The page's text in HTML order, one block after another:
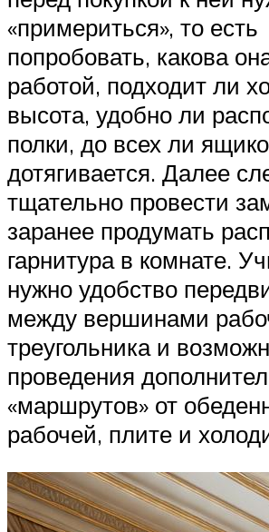
«примериться», то есть
попробовать, какова
работой, подходит ли
высота, удобно ли
полки, до всех ли
дотягивается. Далее
тщательно провести
заранее продумать
гарнитура в комнате.
нужно удобство
между вершинами
треугольника и
проведения
«маршрутов» от
рабочей, плите и